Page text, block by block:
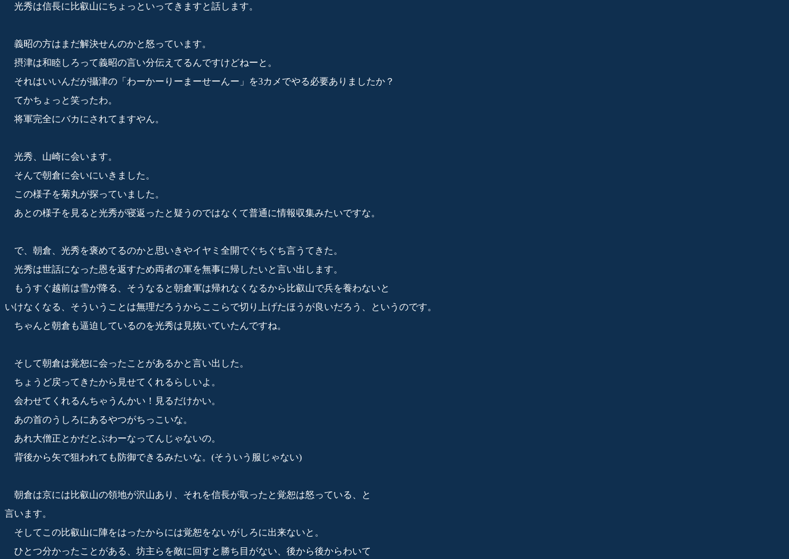
光秀は信長に比叡山にちょっといってきますと話します。
義昭の方はまだ解決せんのかと怒っています。
摂津は和睦しろって義昭の言い分伝えてるんですけどねーと。
それはいいんだが攝津の「わーかーりーまーせーんー」を3カメでやる必要ありましたか？
てかちょっと笑ったわ。
将軍完全にバカにされてますやん。
光秀、山崎に会います。
そんで朝倉に会いにいきました。
この様子を菊丸が探っていました。
あとの様子を見ると光秀が寝返ったと疑うのではなくて普通に情報収集みたいですな。
で、朝倉、光秀を褒めてるのかと思いきやイヤミ全開でぐちぐち言うてきた。
光秀は世話になった恩を返すため両者の軍を無事に帰したいと言い出します。
もうすぐ越前は雪が降る、そうなると朝倉軍は帰れなくなるから比叡山で兵を養わないと
いけなくなる、そういうことは無理だろうからここらで切り上げたほうが良いだろう、というのです。
ちゃんと朝倉も逼迫しているのを光秀は見抜いていたんですね。
そして朝倉は覚恕に会ったことがあるかと言い出した。
ちょうど戻ってきたから見せてくれるらしいよ。
会わせてくれるんちゃうんかい！見るだけかい。
あの首のうしろにあるやつがちっこいな。
あれ大僧正とかだとぶわーなってんじゃないの。
背後から矢で狙われても防御できるみたいな。(そういう服じゃない)
朝倉は京には比叡山の領地が沢山あり、それを信長が取ったと覚恕は怒っている、と
言います。
そしてこの比叡山に陣をはったからには覚恕をないがしろに出来ないと。
ひとつ分かったことがある、坊主らを敵に回すと勝ち目がない、後から後からわいて